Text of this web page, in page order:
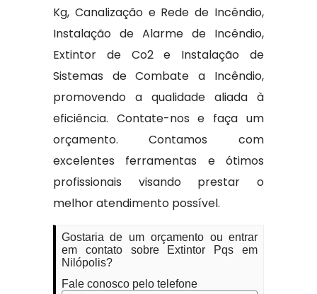
Kg, Canalização e Rede de Incêndio,
Instalação de Alarme de Incêndio,
Extintor de Co2 e Instalação de
Sistemas de Combate a Incêndio,
promovendo a qualidade aliada à
eficiência. Contate-nos e faça um
orçamento. Contamos com
excelentes ferramentas e ótimos
profissionais visando prestar o
melhor atendimento possível.
Gostaria de um orçamento ou entrar
em contato sobre Extintor Pqs em
Nilópolis?
Fale conosco pelo telefone